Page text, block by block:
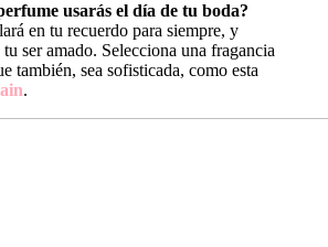
usarás el día de tu boda?
en tu recuerdo para siempre, y
ser amado. Selecciona una fragancia
también, sea sofisticada, como esta
.